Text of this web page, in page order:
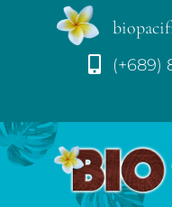
 (+689)